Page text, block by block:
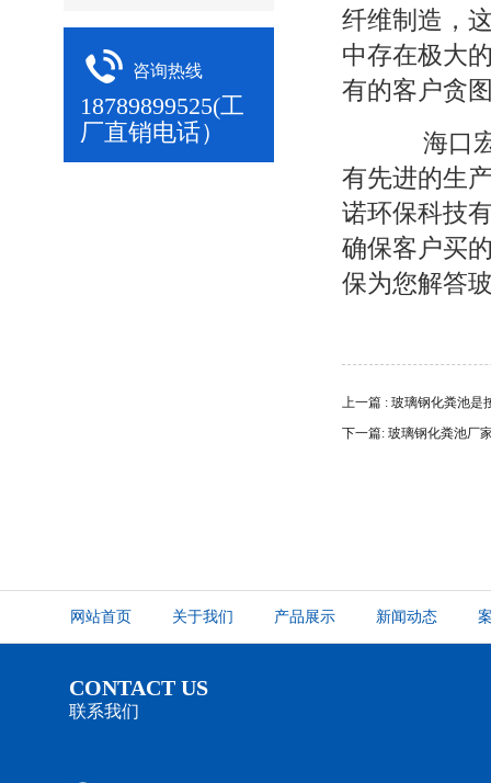
咨询热线
18789899525(工
厂直销电话）
纤维制造，
中存在极大
有的客户贪
海口宏
有先进的生
诺环保科技
确保客户买
保为您解答
上一篇 : 玻璃钢化粪池是
下一篇: 玻璃钢化粪池厂
网站首页 关于我们 产品展示 新闻动态
CONTACT US
联系我们